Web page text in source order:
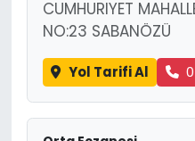
CUMHURIYET
NO:23 SABANÖZÜ
Yol Tarifi Al